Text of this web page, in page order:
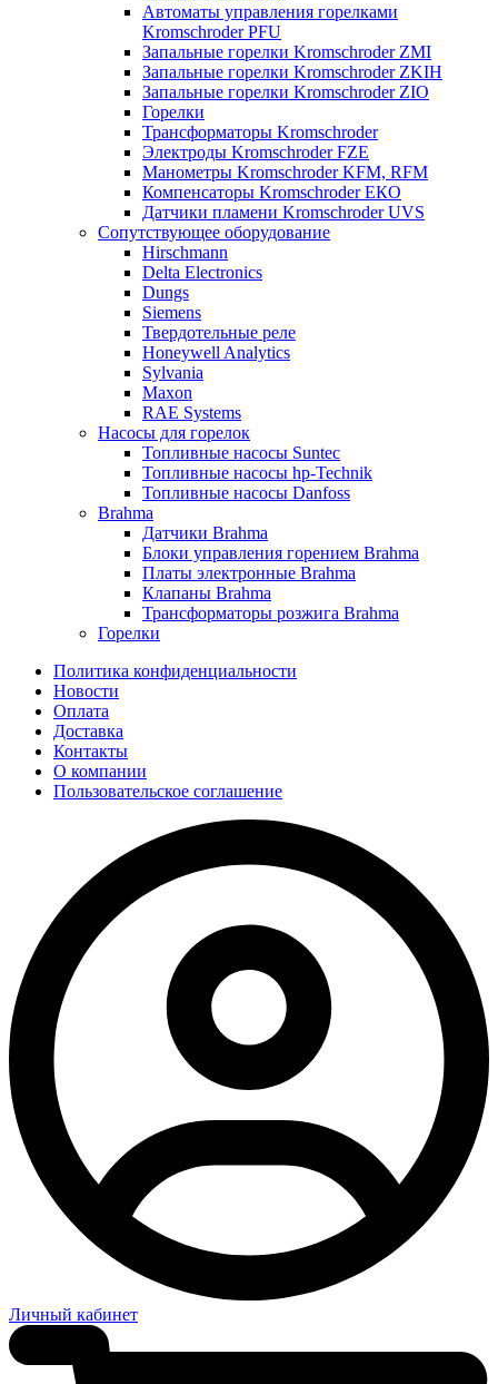
Автоматы управления горелками
Kromschroder PFU
Запальные горелки Kromschroder ZМI
Запальные горелки Kromschroder ZKIH
Запальные горелки Kromschroder ZIO
Горелки
Трансформаторы Kromschroder
Электроды Kromschroder FZE
Манометры Kromschroder KFM, RFM
Компенсаторы Kromschroder ЕКО
Датчики пламени Kromschroder UVS
Сопутствующее оборудование
Hirschmann
Delta Electronics
Dungs
Siemens
Твердотельные реле
Honeywell Analytics
Sylvania
Maxon
RAE Systems
Насосы для горелок
Топливные насосы Suntec
Топливные насосы hp-Technik
Топливные насосы Danfoss
Brahma
Датчики Brahma
Блоки управления горением Brahma
Платы электронные Brahma
Клапаны Brahma
Трансформаторы розжига Brahma
Горелки
Политика конфиденциальности
Новости
Оплата
Доставка
Контакты
О компании
Пользовательское соглашение
Личный кабинет